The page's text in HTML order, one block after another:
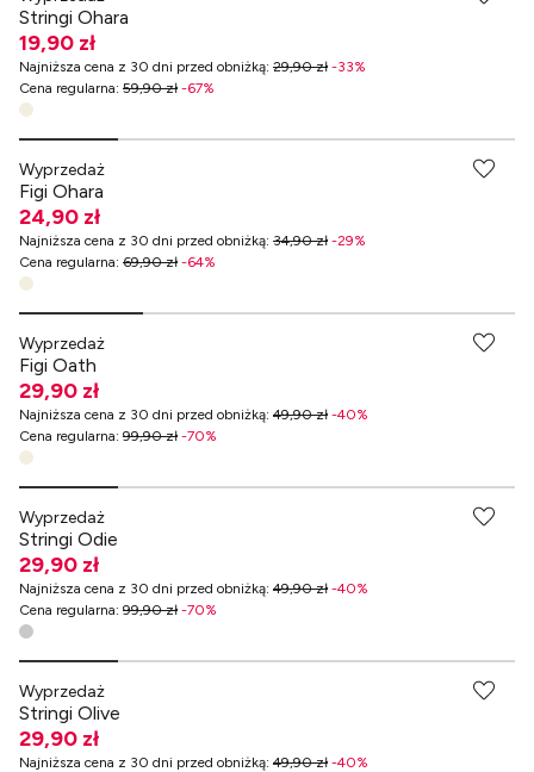
Stringi Ohara
19,90 zł
Najniższa cena z 30 dni przed obniżką: 29,90 zł -33%
Cena regularna: 59,90 zł -67%
Wyprzedaż
Figi Ohara
24,90 zł
Najniższa cena z 30 dni przed obniżką: 34,90 zł -29%
Cena regularna: 69,90 zł -64%
Wyprzedaż
Figi Oath
29,90 zł
Najniższa cena z 30 dni przed obniżką: 49,90 zł -40%
Cena regularna: 99,90 zł -70%
Wyprzedaż
Stringi Odie
29,90 zł
Najniższa cena z 30 dni przed obniżką: 49,90 zł -40%
Cena regularna: 99,90 zł -70%
Wyprzedaż
Stringi Olive
29,90 zł
Najniższa cena z 30 dni przed obniżką: 49,90 zł -40%